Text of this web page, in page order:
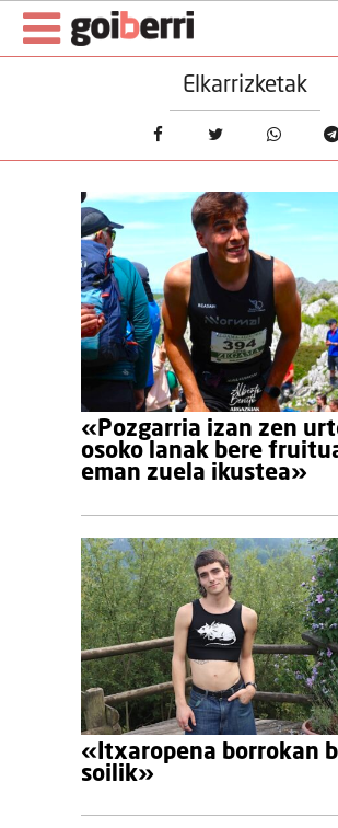
Elkarrizketak
«Pozgarria izan zen
osoko lanak bere
eman zuela ikustea»
«Itxaropena borrokan
soilik»